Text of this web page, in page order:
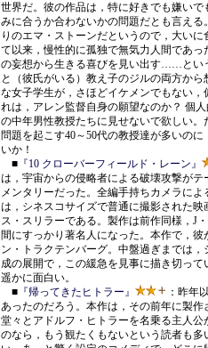
世界だ。彼の作品は，特に好きでも嫌い
みに合うか合わないかの問題だとも言え
りのエマ・ストーンだというので，大い
て以来，慢性的に孤独で無気力人間であ
の妄想から生きる喜びを見い出す……とい
と（彼氏がいる）教え子のジルの両方か
な女子学生が，さほどイケメンでもない
れは，アレン監督自身の願望なのか？ 個
の中年男性教授たちに見せないで欲しい
問題を起こす40～50代の教授達が多いの
いか！
■ 『10 クローバーフィールド・レーン』
は，宇宙からの侵略者による破壊攻撃が
メンタリーだった。全編手持ちカメラに
は，シネスコサイズで普通に撮影された
ス・スリラーである。製作は前作同様，J
間にすっかり著名人になった。本作で，
ン・トラクテンバーグ。中盤過ぎまでは
成の展開で，この緩急を見事に描き切っ
遥かに面白い。
■ 『帰ってきたヒトラー』
：昨年
あったのだろう。本作は，その前年に製
堂々とアドルフ・ヒトラーを名乗る主人
のなら，もう観たくもないという読者も